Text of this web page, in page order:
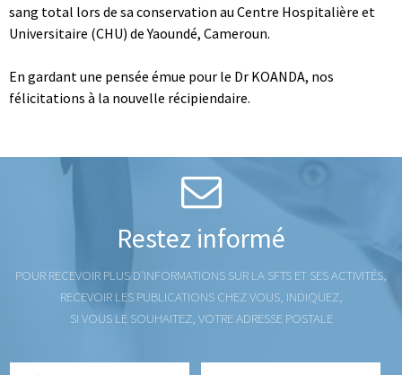
sang total lors de sa conservation au Centre Hospitalière et
Universitaire (CHU) de Yaoundé, Cameroun.
En gardant une pensée émue pour le Dr KOANDA, nos
félicitations à la nouvelle récipiendaire.
Restez informé
POUR RECEVOIR PLUS D'INFORMATIONS SUR LA SFTS ET SES ACTIVITÉS,
RECEVOIR LES PUBLICATIONS CHEZ VOUS, INDIQUEZ,
SI VOUS LE SOUHAITEZ, VOTRE ADRESSE POSTALE